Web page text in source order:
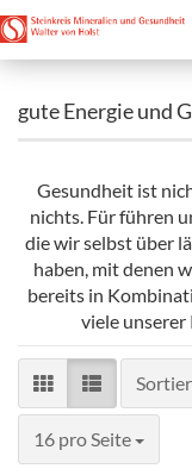
gute Energie und
Gesundheit ist
nichts. Für führen
die wir selbst über
haben, mit denen
bereits in
viele unserer
16 pro Seite
pro Seite